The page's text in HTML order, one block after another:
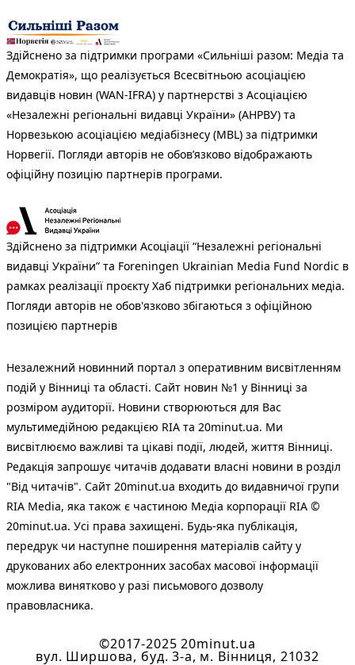
Здійснено за підтримки програми «Сильніші разом: Медіа та
Демократія», що реалізується Всесвітньою асоціацією
видавців новин (WAN-IFRA) у партнерстві з Асоціацією
«Незалежні регіональні видавці України» (АНРВУ) та
Норвезькою асоціацією медіабізнесу (MBL) за підтримки
Норвегії. Погляди авторів не обов’язково відображають
офіційну позицію партнерів програми.
Здійснено за підтримки Асоціації “Незалежні регіональні
видавці України” та Foreningen Ukrainian Media Fund Nordic в
рамках реалізації проєкту Хаб підтримки регіональних медіа.
Погляди авторів не обов'язково збігаються з офіційною
позицією партнерів
Незалежний новинний портал з оперативним висвітленням
подій у Вінниці та області. Сайт новин №1 у Вінниці за
розміром аудиторії. Новини створюються для Вас
мультимедійною редакцією RIA та 20minut.ua. Ми
висвітлюємо важливі та цікаві події, людей, життя Вінниці.
Редакція запрошує читачів додавати власні новини в розділ
"Від читачів". Сайт 20minut.ua входить до видавничої групи
RIA Media, яка також є частиною Медіа корпорації RIA ©
20minut.ua. Усі права захищені. Будь-яка публiкацiя,
передрук чи наступне поширення матеріалів сайту у
друкованих або електронних засобах масової інформації
можлива винятково у разі письмового дозволу
правовласника.
©2017-2025 20minut.ua
вул. Ширшова, буд. 3-а, м. Вінниця, 21032